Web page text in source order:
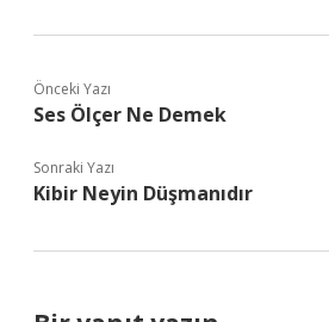
Önceki Yazı
Ses Ölçer Ne Demek
Sonraki Yazı
Kibir Neyin Düşmanıdır